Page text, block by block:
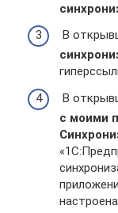
В
В
с моими